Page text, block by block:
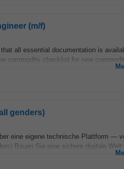
(m/f)
all essential documentation is
commodity checklist for new
genders)
eine eigene technische Plattform —
Bauen Sie eine sichere digitale Welt: